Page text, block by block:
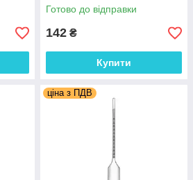
Готово до відправки
142 ₴
Купити
ціна з ПДВ